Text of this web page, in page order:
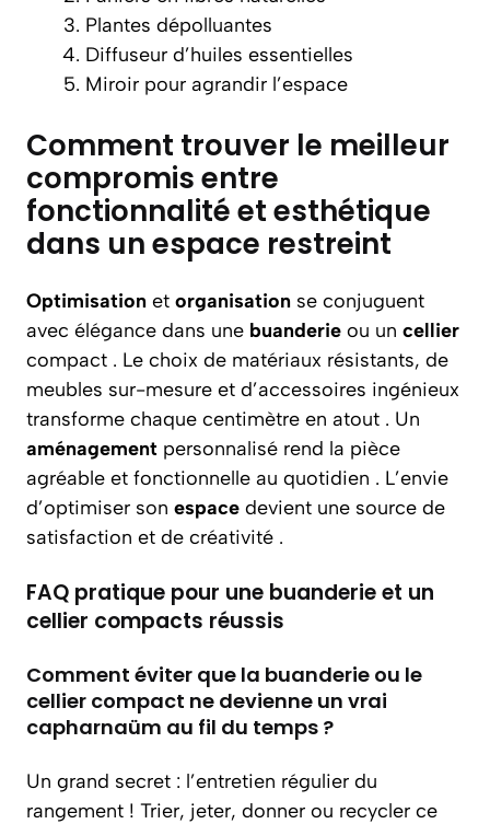
Plantes dépolluantes
Diffuseur d’huiles essentielles
Miroir pour agrandir l’espace
Comment trouver le meilleur
compromis entre
fonctionnalité et esthétique
dans un espace restreint
Optimisation et organisation se conjuguent
avec élégance dans une buanderie ou un cellier
compact . Le choix de matériaux résistants, de
meubles sur-mesure et d’accessoires ingénieux
transforme chaque centimètre en atout . Un
aménagement personnalisé rend la pièce
agréable et fonctionnelle au quotidien . L’envie
d’optimiser son espace devient une source de
satisfaction et de créativité .
FAQ pratique pour une buanderie et un
cellier compacts réussis
Comment éviter que la buanderie ou le
cellier compact ne devienne un vrai
capharnaüm au fil du temps ?
Un grand secret : l’entretien régulier du
rangement ! Trier, jeter, donner ou recycler ce